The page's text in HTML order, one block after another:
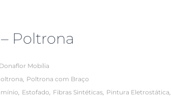
Poltrona
Donaflor Mobília
, Poltrona com Braço
, Estofado, Fibras Sintéticas, Pintura Eletrostática,